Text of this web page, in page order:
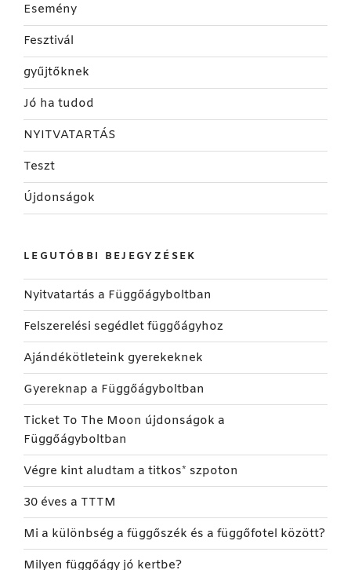
Esemény
Fesztivál
gyűjtőknek
Jó ha tudod
NYITVATARTÁS
Teszt
Újdonságok
LEGUTÓBBI BEJEGYZÉSEK
Nyitvatartás a Függőágyboltban
Felszerelési segédlet függőágyhoz
Ajándékötleteink gyerekeknek
Gyereknap a Függőágyboltban
Ticket To The Moon újdonságok a
Függőágyboltban
Végre kint aludtam a titkos* szpoton
30 éves a TTTM
Mi a különbség a függőszék és a függőfotel között?
Milyen függőágy jó kertbe?